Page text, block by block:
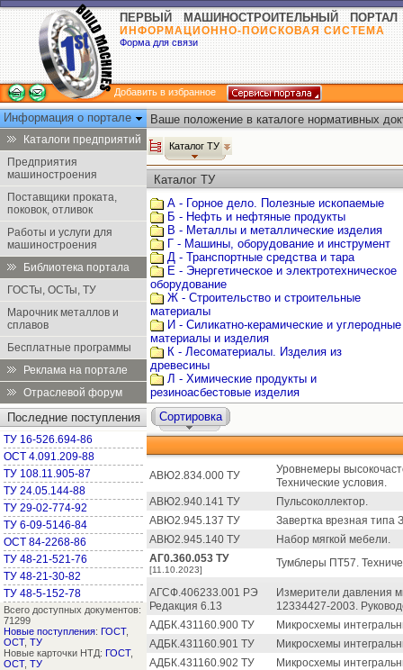
ПЕРВЫЙ МАШИНОСТРОИТЕЛЬНЫЙ ПОРТАЛ
ИНФОРМАЦИОННО-ПОИСКОВАЯ СИСТЕМА
Форма для связи
Добавить в избранное
Информация о портале
Каталоги предприятий
Предприятия
машиностроения
Поставщики проката,
поковок, отливок
Работы и услуги для
машиностроения
Библиотека портала
ГОСТы, ОСТы, ТУ
Марочник металлов и
сплавов
Бесплатные программы
Реклама на портале
Отраслевой форум
Последние поступления
ТУ 16-526.694-86
ОСТ 4.091.209-88
ТУ 108.11.905-87
ТУ 24.05.144-88
ТУ 29-02-774-92
ТУ 6-09-5146-84
ОСТ 84-2268-86
ТУ 48-21-521-76
ТУ 48-21-30-82
ТУ 48-5-152-78
Всего доступных документов:
71299
Новые поступления: ГОСТ,
ОСТ, ТУ
Новые карточки НТД: ГОСТ,
ОСТ, ТУ
Ваше положение в каталоге нормативных
Каталог ТУ
Каталог ТУ
А - Горное дело. Полезные ископаемые
Б - Нефть и нефтяные продукты
В - Металлы и металлические изделия
Г - Машины, оборудование и инструмент
Д - Транспортные средства и тара
Е - Энергетическое и электротехническое
оборудование
Ж - Строительство и строительные
материалы
И - Силикатно-керамические и углеродные
материалы и изделия
К - Лесоматериалы. Изделия из
древесины
Л - Химические продукты и
резиноасбестовые изделия
Сортировка
АВЮ2.834.000 ТУ
Уровнемеры
Технические условия.
АВЮ2.940.141 ТУ
Пульсоколлектор.
АВЮ2.945.137 ТУ
Завертка врезная типа
АВЮ2.945.140 ТУ
Набор мягкой мебели.
АГ0.360.053 ТУ
[11.10.2023]
Тумблеры ПТ57.
АГСФ.406233.001 РЭ
Редакция 6.13
Измерители давления
12334427-2003.
АДБК.431160.900 ТУ
Микросхемы
АДБК.431160.901 ТУ
Микросхемы
АДБК.431160.902 ТУ
Микросхемы